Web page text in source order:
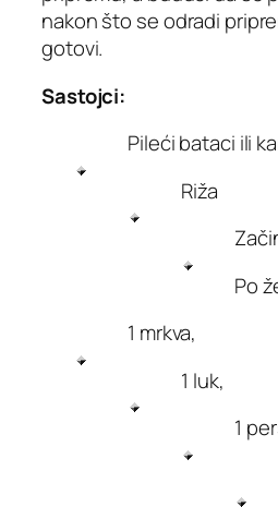
nakon što se odradi
gotovi.
Sastojci:
Pileći bataci ili
Riža
Po
1 mrkva,
1 luk,
1